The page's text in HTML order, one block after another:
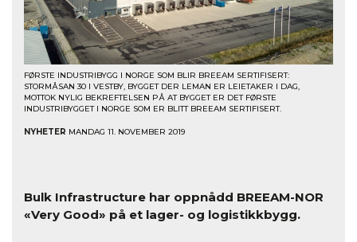
FØRSTE INDUSTRIBYGG I NORGE SOM BLIR BREEAM SERTIFISERT:
STORMÅSAN 30 I VESTBY, BYGGET DER LEMAN ER LEIETAKER I DAG,
MOTTOK NYLIG BEKREFTELSEN PÅ AT BYGGET ER DET FØRSTE
INDUSTRIBYGGET I NORGE SOM ER BLITT BREEAM SERTIFISERT.
NYHETER MANDAG 11. NOVEMBER 2019
Bulk Infrastructure har oppnådd BREEAM-NOR
«Very Good» på et lager- og logistikkbygg.